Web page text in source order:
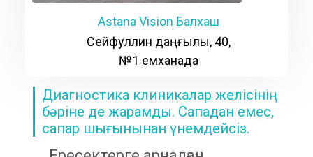
Astana Vision Балхаш
Сейфуллин даңғылы, 40,
№1 емханада
Диагностика клиникалар желісінің
бәріне де жарамды. Сападан емес,
сапар шығынынан үнемдейсіз.